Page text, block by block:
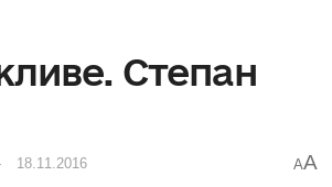
Степан
18.11.2016 AA